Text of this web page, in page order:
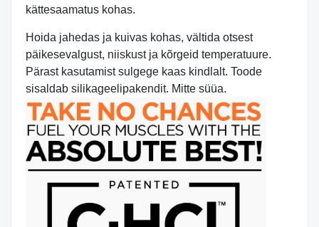
kättesaamatus kohas.
Hoida jahedas ja kuivas kohas, vältida otsest
päikesevalgust, niiskust ja kõrgeid temperatuure.
Pärast kasutamist sulgege kaas kindlalt. Toode
sisaldab silikageelipakendit. Mitte süüa.